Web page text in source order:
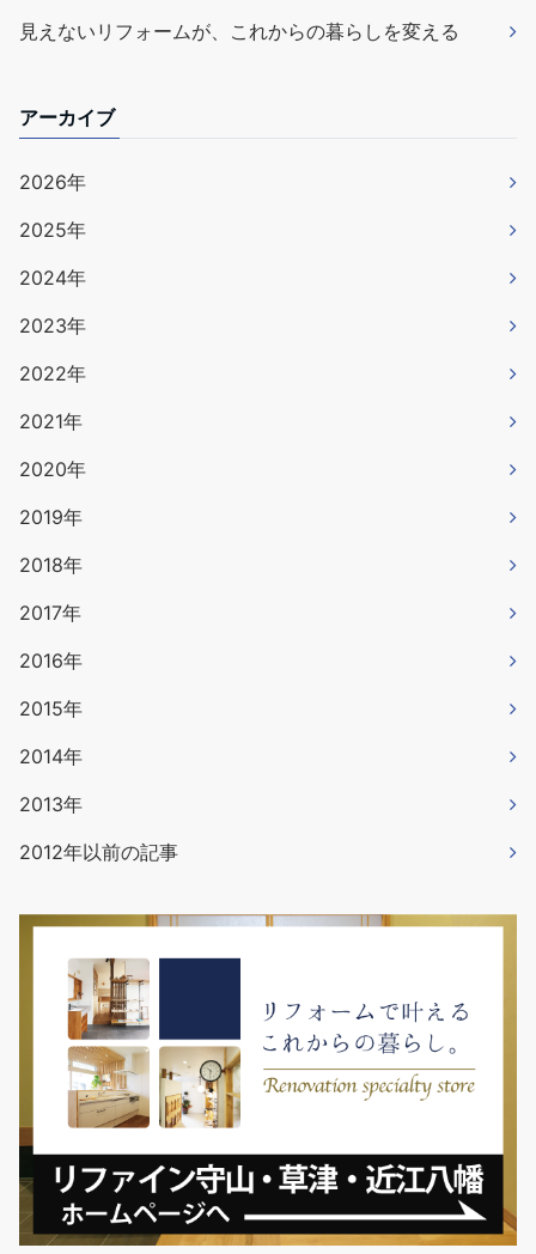
見えないリフォームが、これからの暮らしを変える
アーカイブ
2026年
2025年
2024年
2023年
2022年
2021年
2020年
2019年
2018年
2017年
2016年
2015年
2014年
2013年
2012年以前の記事